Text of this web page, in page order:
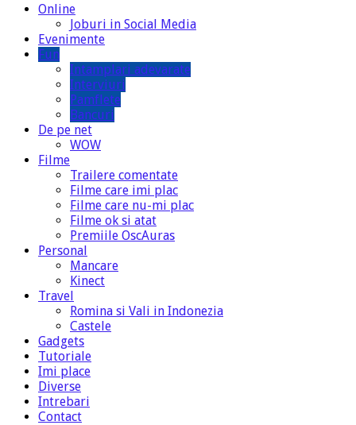
Online
Joburi in Social Media
Evenimente
Fun
Intamplari adevarate
Interviuri
Pamflete
Bancuri
De pe net
WOW
Filme
Trailere comentate
Filme care imi plac
Filme care nu-mi plac
Filme ok si atat
Premiile OscAuras
Personal
Mancare
Kinect
Travel
Romina si Vali in Indonezia
Castele
Gadgets
Tutoriale
Imi place
Diverse
Intrebari
Contact